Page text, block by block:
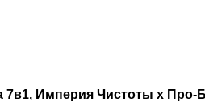
7в1, Империя Чистоты х Про-